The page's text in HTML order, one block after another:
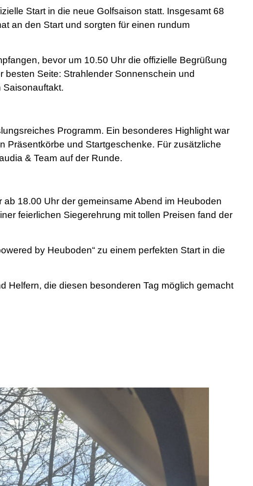
Start in die neue Golfsaison statt. Insgesamt 68
an den Start und sorgten für einen rundum
bevor um 10.50 Uhr die offizielle Begrüßung
Seite: Strahlender Sonnenschein und
Saisonauftakt.
Programm. Ein besonderes Highlight war
Präsentkörbe und Startgeschenke. Für zusätzliche
& Team auf der Runde.
18.00 Uhr der gemeinsame Abend im Heuboden
feierlichen Siegerehrung mit tollen Preisen fand der
by Heuboden“ zu einem perfekten Start in die
Helfern, die diesen besonderen Tag möglich gemacht